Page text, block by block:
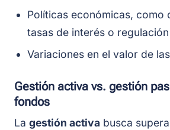
Políticas económicas, como
tasas de interés o
Variaciones en el valor de
Gestión activa vs. gestión
fondos
La gestión activa busca